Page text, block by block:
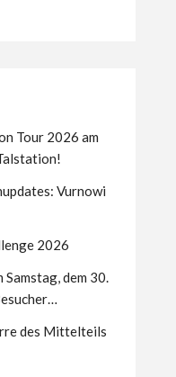
Tour 2026 am
Vurnowi
2026
dem 30.
des Mittelteils